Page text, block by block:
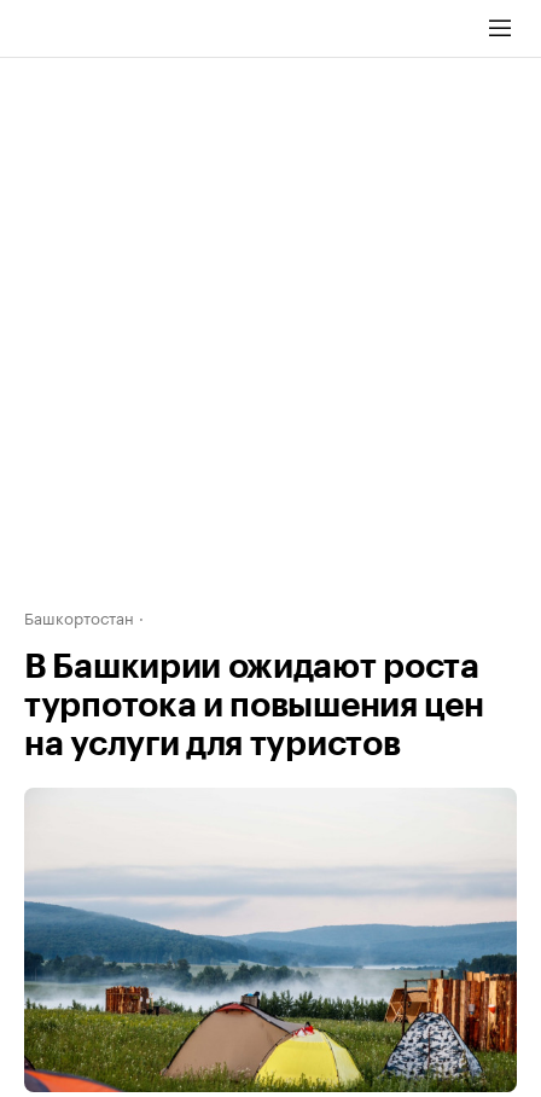
Башкортостан
В Башкирии ожидают роста
турпотока и повышения цен
на услуги для туристов